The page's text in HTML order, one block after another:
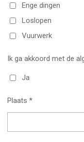
Enge dingen
Loslopen
Vuurwerk
Ik ga akkoord met de
Ja
Plaats *